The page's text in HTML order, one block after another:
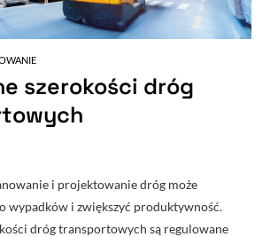
szerokości dróg
i projektowanie dróg może
wypadków i zwiększyć produktywność.
dróg transportowych są regulowane